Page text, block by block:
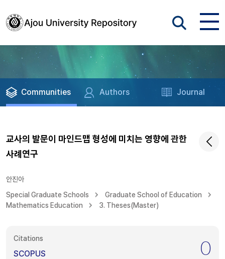
Communities Authors Journal
교사의 발문이 마인드맵 형성에 미치는 영향에 관한
사례연구
안진아
Special Graduate Schools
Graduate School of Education
Mathematics Education
3. Theses(Master)
Citations
SCOPUS 0